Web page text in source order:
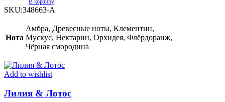
Can
quantity
SKU:348663-A
Нота
Амбра, Древесные ноты, Клементин,
Мускус, Нектарин, Орхидея, Флёрдоранж,
Чёрная смородина
Add to wishlist
Лилия & Лотос